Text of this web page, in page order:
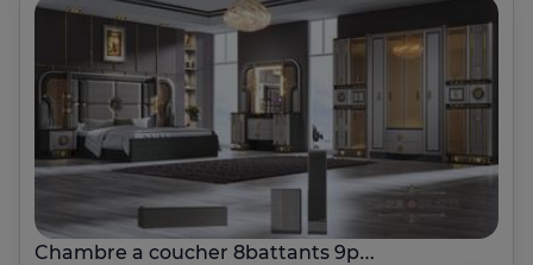
Chambre a coucher 8battants 9pcs